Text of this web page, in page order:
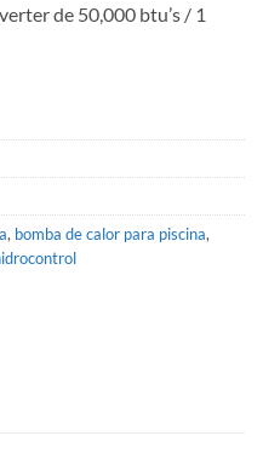
de 50,000 btu’s / 1
, bomba de calor para piscina,